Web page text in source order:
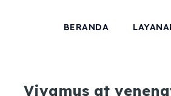
BERANDA
Vivamus at